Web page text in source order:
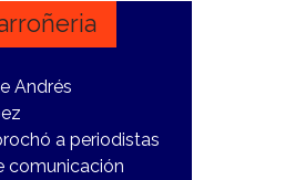
Andrés
a periodistas
comunicación